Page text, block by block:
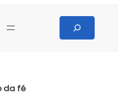
da fé